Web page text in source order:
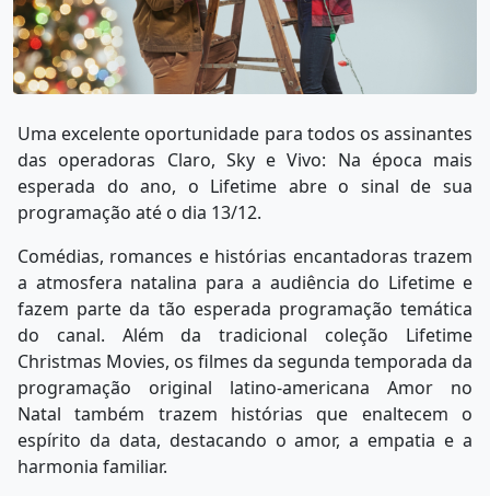
Uma excelente oportunidade para todos os assinantes
das operadoras Claro, Sky e Vivo: Na época mais
esperada do ano, o Lifetime abre o sinal de sua
programação até o dia 13/12.
Comédias, romances e histórias encantadoras trazem
a atmosfera natalina para a audiência do Lifetime e
fazem parte da tão esperada programação temática
do canal. Além da tradicional coleção Lifetime
Christmas Movies, os filmes da segunda temporada da
programação original latino-americana Amor no
Natal também trazem histórias que enaltecem o
espírito da data, destacando o amor, a empatia e a
harmonia familiar.